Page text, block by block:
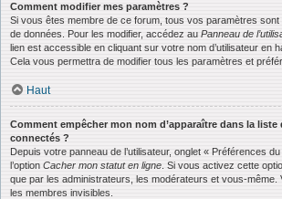
Comment modifier mes paramètres ?
Si vous êtes membre de ce forum, tous vos paramètres
de données. Pour les modifier, accédez au Panneau de
lien est accessible en cliquant sur votre nom d’utilisateur en
Cela vous permettra de modifier tous les paramètres et
Haut
Comment empêcher mon nom d’apparaître dans la liste
connectés ?
Depuis votre panneau de l’utilisateur, onglet « Préférences
l’option Cacher mon statut en ligne . Si vous activez cette
que par les administrateurs, les modérateurs et vous-même.
les membres invisibles.